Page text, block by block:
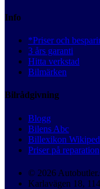
Info
*Priser och
3 års garanti
Hitta verkstad
Bilmärken
Bilrådgivning
Blogg
Bilens Abc
Billexikon
Priser på reparation
© 2026
Karlavägen 18,